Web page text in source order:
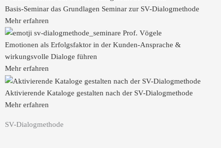
Basis-Seminar das Grundlagen Seminar zur SV-Dialogmethode
Mehr erfahren
Emotionen als Erfolgsfaktor in der Kunden-Ansprache &
wirkungsvolle Dialoge führen
Mehr erfahren
Aktivierende Kataloge gestalten nach der SV-Dialogmethode
Mehr erfahren
SV-Dialogmethode